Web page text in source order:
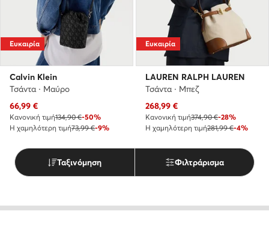
Ευκαιρία
Calvin Klein
Τσάντα · Μαύρο
Τρέχουσα τιμή
66,99 €
Κανονική τιμή134,90 €-50%
Η χαμηλότερη τιμή73,99 €-9%
Ευκαιρία
LAUREN RALPH LAUREN
Τσάντα · Μπεζ
Τρέχουσα τιμή
268,99 €
Κανονική τιμή374,90 €-28%
Η χαμηλότερη τιμή281,99 €-4%
Ταξινόμηση Φιλτράρισμα